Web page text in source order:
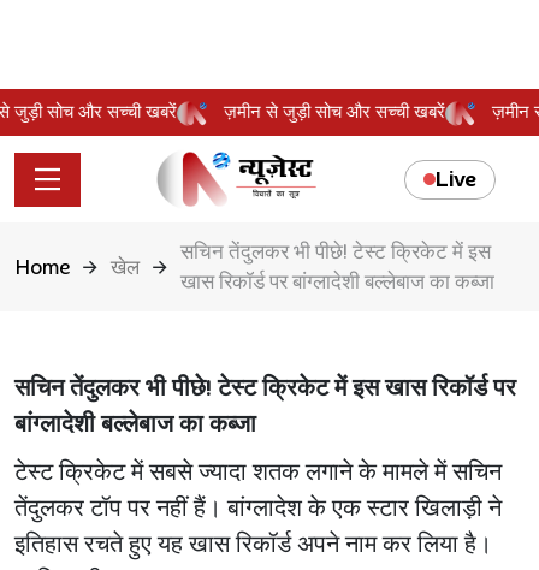
से जुड़ी सोच और सच्ची खबरें ज़मीन से जुड़ी सोच और सच्ची खबरें
Live
Home खेल
सचिन तेंदुलकर भी पीछे! टेस्ट क्रिकेट में इस
खास रिकॉर्ड पर बांग्लादेशी बल्लेबाज का कब्जा
सचिन तेंदुलकर भी पीछे! टेस्ट क्रिकेट में इस खास रिकॉर्ड पर
बांग्लादेशी बल्लेबाज का कब्जा
टेस्ट क्रिकेट में सबसे ज्यादा शतक लगाने के मामले में सचिन
तेंदुलकर टॉप पर नहीं हैं। बांग्लादेश के एक स्टार खिलाड़ी ने
इतिहास रचते हुए यह खास रिकॉर्ड अपने नाम कर लिया है।